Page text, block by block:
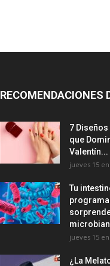
RECOMENDACIONES
7 Diseños
que
Valentín...
jueves 15
Tu
jueves 15
¿La